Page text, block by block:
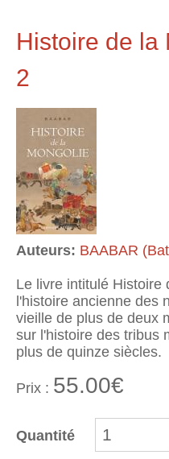
Histoire de la
2
Auteurs: BAABAR
Le livre intitulé Histoire
l'histoire ancienne des
vieille de plus de deux
sur l'histoire des tribus
plus de quinze siècles.
Prix : 55.00€
Quantité